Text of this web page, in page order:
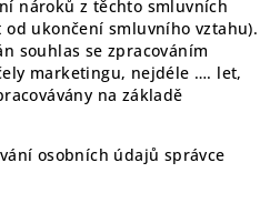
nároků z těchto smluvních
ukončení smluvního vztahu).
souhlas se zpracováním
marketingu, nejdéle …. let,
na základě
osobních údajů správce